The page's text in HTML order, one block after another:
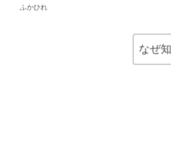
ふかひれ
なぜ